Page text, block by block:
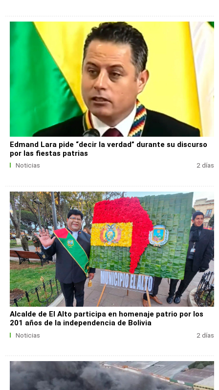
Edmand Lara pide “decir la verdad” durante su discurso
por las fiestas patrias
Noticias 2 días
Alcalde de El Alto participa en homenaje patrio por los
201 años de la independencia de Bolivia
Noticias 2 días